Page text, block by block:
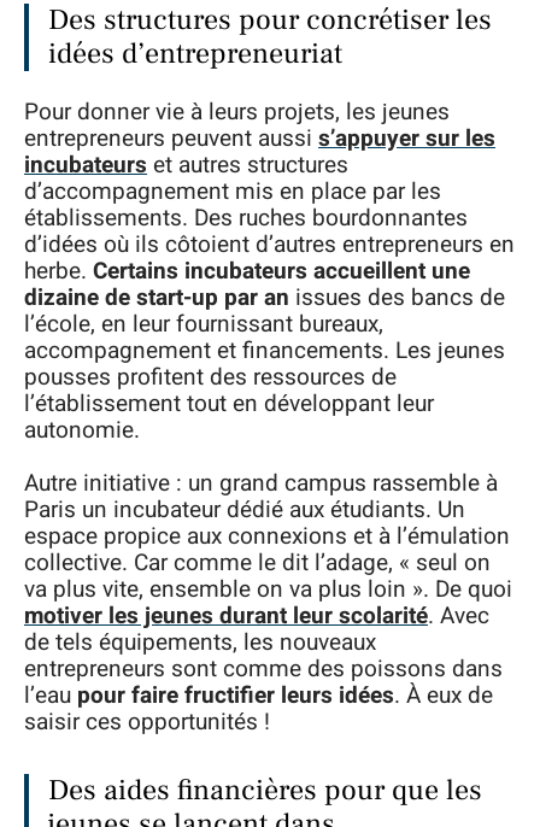
Des structures pour concrétiser les
idées d’entrepreneuriat
Pour donner vie à leurs projets, les jeunes
entrepreneurs peuvent aussi s’appuyer sur les
incubateurset autres structures
d’accompagnement mis en place par les
établissements. Des ruches bourdonnantes
d’idées où ils côtoient d’autres entrepreneurs en
herbe. Certains incubateurs accueillent une
dizaine de start-up par an issues des bancs de
l’école, en leur fournissant bureaux,
accompagnement et financements. Les jeunes
pousses profitent des ressources de
l’établissement tout en développant leur
autonomie.
Autre initiative : un grand campus rassemble à
Paris un incubateur dédié aux étudiants. Un
espace propice aux connexions et à l’émulation
collective. Car comme le dit l’adage, « seul on
va plus vite, ensemble on va plus loin ». De quoi
motiver les jeunes durant leur scolarité. Avec
de tels équipements, les nouveaux
entrepreneurs sont comme des poissons dans
l’eau pour faire fructifier leurs idées. À eux de
saisir ces opportunités !
Des aides financières pour que les